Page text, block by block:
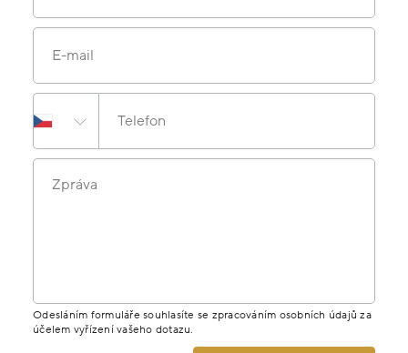
E-mail
Telefon
Zpráva
Odesláním formuláře souhlasíte se zpracováním osobních údajů za
účelem vyřízení vašeho dotazu.